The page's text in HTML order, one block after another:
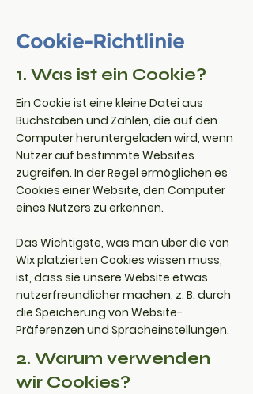
Cookie-Richtlinie
1. Was ist ein Cookie?
Ein Cookie ist eine kleine Datei aus
Buchstaben und Zahlen, die auf den
Computer heruntergeladen wird, wenn
Nutzer auf bestimmte Websites
zugreifen. In der Regel ermöglichen es
Cookies einer Website, den Computer
eines Nutzers zu erkennen.
Das Wichtigste, was man über die von
Wix platzierten Cookies wissen muss,
ist, dass sie unsere Website etwas
nutzerfreundlicher machen, z. B. durch
die Speicherung von Website-
Präferenzen und Spracheinstellungen.
2. Warum verwenden
wir Cookies?